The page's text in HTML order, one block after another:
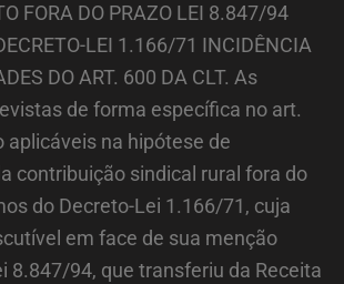
FORA DO PRAZO LEI 8.847/94
LEI 1.166/71 INCIDÊNCIA
DO ART. 600 DA CLT. As
de forma específica no art.
aplicáveis na hipótese de
contribuição sindical rural fora do
do Decreto-Lei 1.166/71, cuja
em face de sua menção
8.847/94, que transferiu da Receita